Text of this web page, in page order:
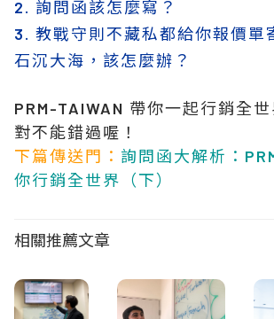
2. 詢問函該怎麼寫？
3. 教戰守則不藏私都給你報價單
石沉大海，該怎麼辦？
PRM-TAIWAN 帶你一起行銷全
對不能錯過喔！
下篇傳送門 ： 詢問函大解析：
你行銷全世界（下）
相關推薦文章